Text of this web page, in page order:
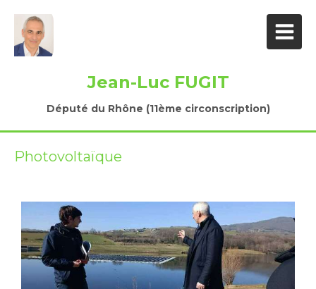
Jean-Luc FUGIT
Député du Rhône (11ème circonscription)
Photovoltaïque